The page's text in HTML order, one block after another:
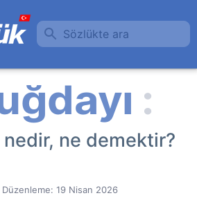
Sözlükte ara
nedir, ne demektir?
Düzenleme: 19 Nisan 2026